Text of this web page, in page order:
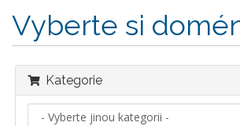
Vyberte si
Kategorie